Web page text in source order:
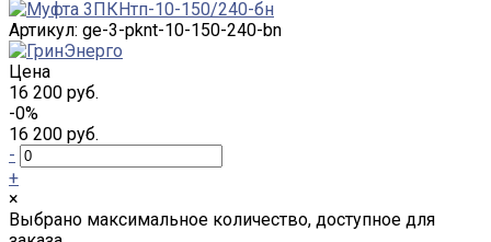
Артикул: ge-3-pknt-10-150-240-bn
Цена
16 200 руб.
-0%
16 200 руб.
-
+
×
Выбрано максимальное количество, доступное для